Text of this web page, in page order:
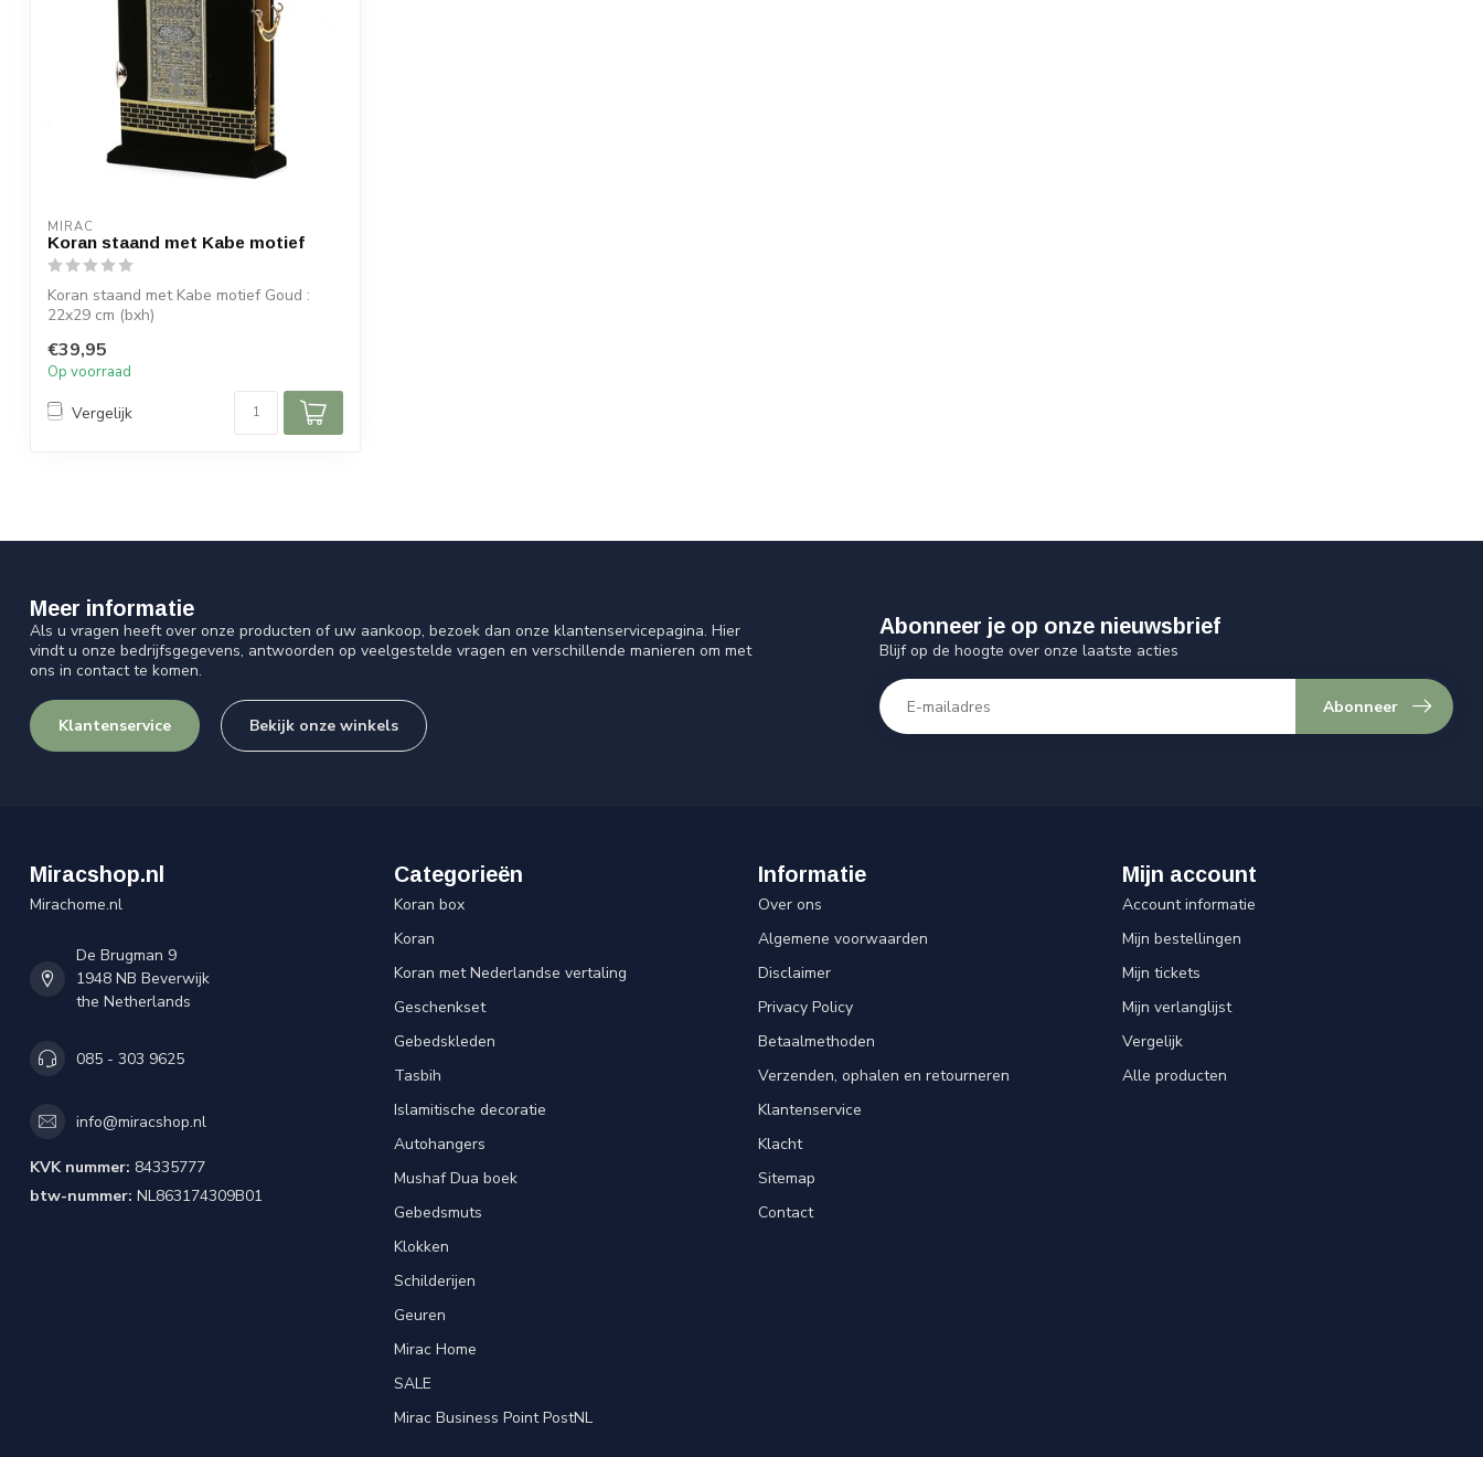
MIRAC
Koran staand met Kabe motief
Koran staand met Kabe motief Goud :
22x29 cm (bxh)
€39,95
Op voorraad
Vergelijk
Meer informatie
Als u vragen heeft over onze producten of uw aankoop, bezoek dan onze klantenservicepagina. Hier
vindt u onze bedrijfsgegevens, antwoorden op veelgestelde vragen en verschillende manieren om met
ons in contact te komen.
Klantenservice Bekijk onze winkels
Abonneer je op onze nieuwsbrief
Blijf op de hoogte over onze laatste acties
Abonneer
Miracshop.nl
Mirachome.nl
De Brugman 9
1948 NB Beverwijk
the Netherlands
085 - 303 9625
info@miracshop.nl
KVK nummer: 84335777
btw-nummer: NL863174309B01
Categorieën
Koran box
Koran
Koran met Nederlandse vertaling
Geschenkset
Gebedskleden
Tasbih
Islamitische decoratie
Autohangers
Mushaf Dua boek
Gebedsmuts
Klokken
Schilderijen
Geuren
Mirac Home
SALE
Mirac Business Point PostNL
Informatie
Over ons
Algemene voorwaarden
Disclaimer
Privacy Policy
Betaalmethoden
Verzenden, ophalen en retourneren
Klantenservice
Klacht
Sitemap
Contact
Mijn account
Account informatie
Mijn bestellingen
Mijn tickets
Mijn verlanglijst
Vergelijk
Alle producten